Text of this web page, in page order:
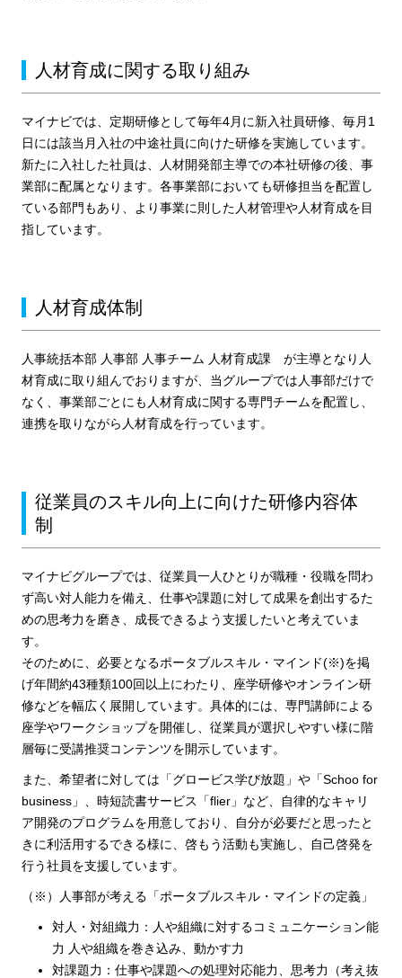
人材育成に関する取り組み
マイナビでは、定期研修として毎年4月に新入社員研修、毎月1
日には該当月入社の中途社員に向けた研修を実施しています。
新たに入社した社員は、人材開発部主導での本社研修の後、事
業部に配属となります。各事業部においても研修担当を配置し
ている部門もあり、より事業に則した人材管理や人材育成を目
指しています。
人材育成体制
人事統括本部 人事部 人事チーム 人材育成課 が主導となり人
材育成に取り組んでおりますが、当グループでは人事部だけで
なく、事業部ごとにも人材育成に関する専門チームを配置し、
連携を取りながら人材育成を行っています。
従業員のスキル向上に向けた研修内容体
制
マイナビグループでは、従業員一人ひとりが職種・役職を問わ
ず高い対人能力を備え、仕事や課題に対して成果を創出するた
めの思考力を磨き、成長できるよう支援したいと考えていま
す。
そのために、必要となるポータブルスキル・マインド(※)を掲
げ年間約43種類100回以上にわたり、座学研修やオンライン研
修などを幅広く展開しています。具体的には、専門講師による
座学やワークショップを開催し、従業員が選択しやすい様に階
層毎に受講推奨コンテンツを開示しています。
また、希望者に対しては「グロービス学び放題」や「Schoo for
business」、時短読書サービス「flier」など、自律的なキャリ
ア開発のプログラムを用意しており、自分が必要だと思ったと
きに利活用するできる様に、啓もう活動も実施し、自己啓発を
行う社員を支援しています。
（※）人事部が考える「ポータブルスキル・マインドの定義」
対人・対組織力：人や組織に対するコミュニケーション能
力 人や組織を巻き込み、動かす力
対課題力：仕事や課題への処理対応能力、思考力（考え抜